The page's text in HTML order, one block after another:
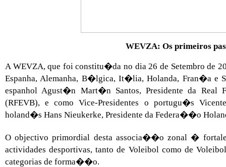
WEVZA: Os primeiros
A WEVZA, que foi constitu�da no dia 26 de Setembro de
Espanha, Alemanha, B�lgica, It�lia, Holanda, Fran�a
espanhol Agust�n Mart�n Santos, Presidente da Real
(RFEVB), e como Vice-Presidentes o portugu�s
holand�s Hans Nieukerke, Presidente da Federa��o
O objectivo primordial desta associa��o zonal �
actividades desportivas, tanto de Voleibol como de
categorias de forma��o.